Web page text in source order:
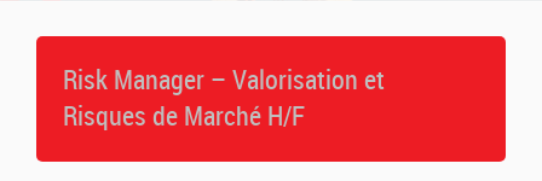
Risk Manager – Valorisation et
Risques de Marché H/F